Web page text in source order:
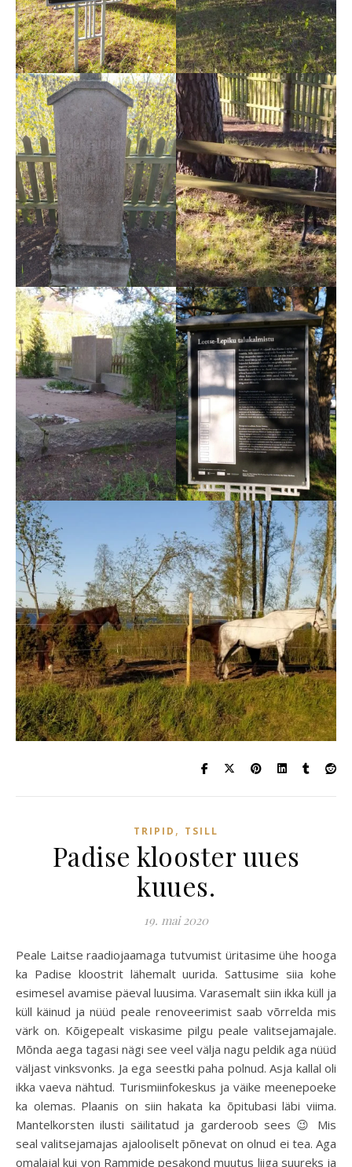
TRIPID , TSILL
Padise klooster uues
kuues.
19. mai 2020
Peale Laitse raadiojaamaga tutvumist üritasime ühe hooga
ka Padise kloostrit lähemalt uurida. Sattusime siia kohe
esimesel avamise päeval luusima. Varasemalt siin ikka küll ja
küll käinud ja nüüd peale renoveerimist saab võrrelda mis
värk on. Kõigepealt viskasime pilgu peale valitsejamajale.
Mõnda aega tagasi nägi see veel välja nagu peldik aga nüüd
väljast vinksvonks. Ja ega seestki paha polnud. Asja kallal oli
ikka vaeva nähtud. Turismiinfokeskus ja väike meenepoeke
ka olemas. Plaanis on siin hakata ka õpitubasi läbi viima.
Mantelkorsten ilusti säilitatud ja garderoob sees 😉 Mis
seal valitsejamajas ajalooliselt põnevat on olnud ei tea. Aga
omalajal kui von Rammide pesakond muutus liiga suureks ja